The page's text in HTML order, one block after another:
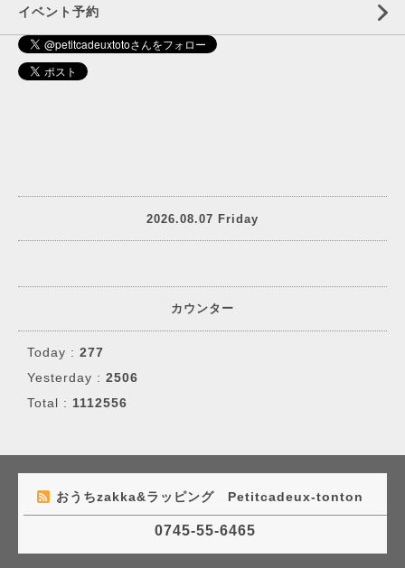
イベント予約
2026.08.07 Friday
カウンター
Today : 277
Yesterday : 2506
Total : 1112556
おうちzakka&ラッピング Petitcadeux-tonton
0745-55-6465